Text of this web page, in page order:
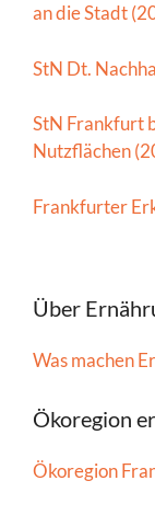
an die Stadt
StN Dt.
StN Frankfurt
Nutzflächen
Frankfurter
Über
Was machen
Ökoregion
Ökoregion